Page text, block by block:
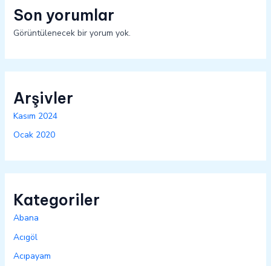
Son yorumlar
Görüntülenecek bir yorum yok.
Arşivler
Kasım 2024
Ocak 2020
Kategoriler
Abana
Acıgöl
Acıpayam